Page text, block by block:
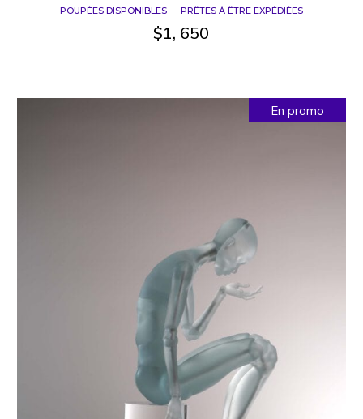
POUPÉES DISPONIBLES — PRÊTES À ÊTRE EXPÉDIÉES
$1, 650
En promo